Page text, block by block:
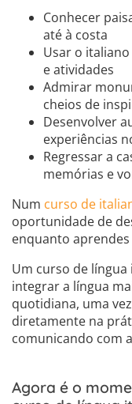
Conhecer
até à costa
Usar o
e atividades
Admirar
cheios de
Desenvolver
experiências
Regressar a
memórias e
Num curso de
oportunidade de
enquanto
Um curso de
integrar a língua
quotidiana, uma
diretamente na
comunicando com
Agora é o